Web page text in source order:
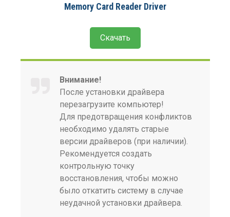
Memory Card Reader Driver
Скачать
Внимание!
После установки драйвера
перезагрузите компьютер!
Для предотвращения конфликтов
необходимо удалять старые
версии драйверов (при наличии).
Рекомендуется создать
контрольную точку
восстановления, чтобы можно
было откатить систему в случае
неудачной установки драйвера.